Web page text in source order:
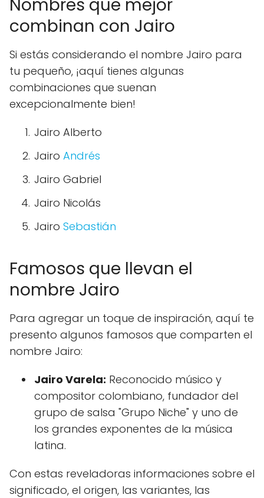
Nombres que mejor
combinan con Jairo
Si estás considerando el nombre Jairo para
tu pequeño, ¡aquí tienes algunas
combinaciones que suenan
excepcionalmente bien!
Jairo Alberto
Jairo Andrés
Jairo Gabriel
Jairo Nicolás
Jairo Sebastián
Famosos que llevan el
nombre Jairo
Para agregar un toque de inspiración, aquí te
presento algunos famosos que comparten el
nombre Jairo:
Jairo Varela: Reconocido músico y
compositor colombiano, fundador del
grupo de salsa "Grupo Niche" y uno de
los grandes exponentes de la música
latina.
Con estas reveladoras informaciones sobre el
significado, el origen, las variantes, las